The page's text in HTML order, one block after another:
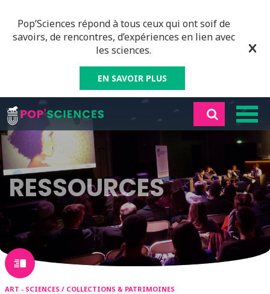
Pop’Sciences répond à tous ceux qui ont soif de
savoirs, de rencontres, d’expériences en lien avec
les sciences.
EN SAVOIR PLUS
RESSOURCES
ART - SCIENCES / COLLECTIONS & PATRIMOINES